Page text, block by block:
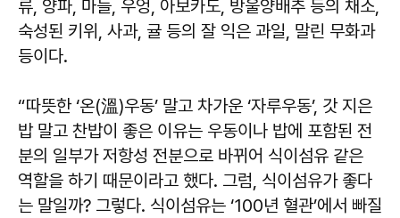
류, 양파, 마늘, 우엉, 아보카도, 방울양배추 등의 채소,
숙성된 키위, 사과, 귤 등의 잘 익은 과일, 말린 무화과
등이다.
“따뜻한 ‘온(溫)우동’ 말고 차가운 ‘자루우동’, 갓 지은
밥 말고 찬밥이 좋은 이유는 우동이나 밥에 포함된 전
분의 일부가 저항성 전분으로 바뀌어 식이섬유 같은
역할을 하기 때문이라고 했다. 그럼, 식이섬유가 좋다
는 말일까? 그렇다. 식이섬유는 ‘100년 혈관’에서 빠질